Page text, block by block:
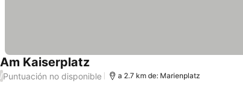
Am Kaiserplatz
/Puntuación no disponible a 2.7 km de: Marienplatz